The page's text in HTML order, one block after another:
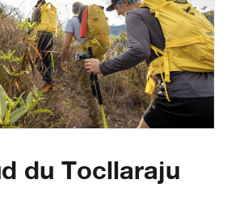
du Tocllaraju